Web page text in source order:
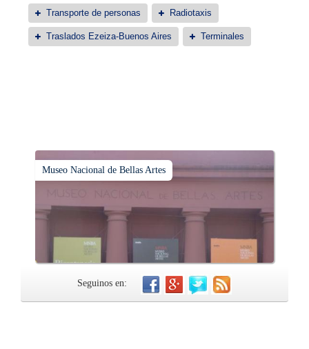
Transporte de personas Radiotaxis
Traslados Ezeiza-Buenos Aires Terminales
Museo Nacional de Bellas Artes
Seguinos en: